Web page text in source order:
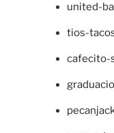
united-
tios-
cafecito-